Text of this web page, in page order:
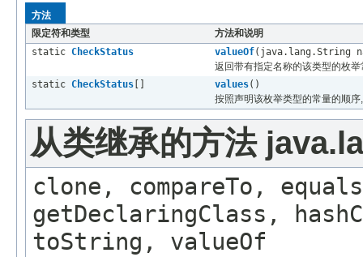
方法
限定符和类型
方法和说明
static CheckStatus valueOf(java.lang.String
返回带有指定名称的该类型的枚举
static CheckStatus values()
按照声明该枚举类型的常量的顺
从类继承的方法
clone, compareTo,
getDeclaringClass,
toString, valueOf